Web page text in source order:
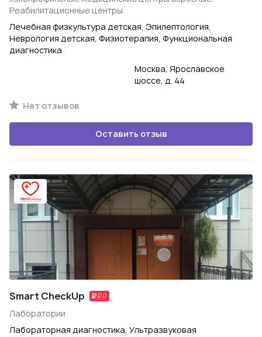
Реабилитационные центры
Лечебная физкультура детская, Эпилептология,
Неврология детская, Физиотерапия, Функциональная
диагностика
Москва, Ярославское
шоссе, д. 44
Нет отзывов
Оставить отзыв
Smart CheckUp
Лаборатории
Лабораторная диагностика, Ультразвуковая